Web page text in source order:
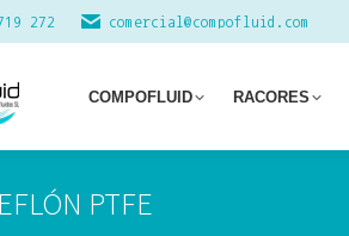
272 comercial@compofluid.com
COMPOFLUID RACORES
PTFE